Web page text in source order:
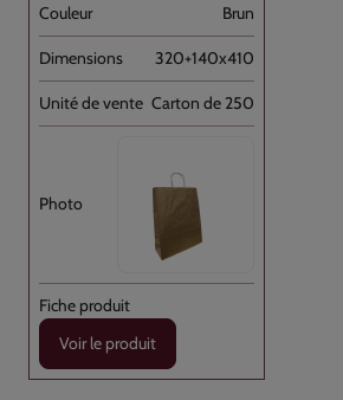
Brun
320+140x410
Carton de 250
Voir le produit